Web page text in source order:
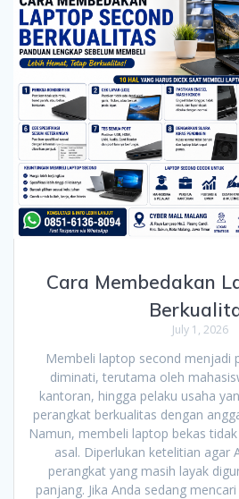
Cara Membedakan
July 1, 2026
Membeli laptop second menjadi
diminati, terutama oleh
kantoran, hingga pelaku usaha
perangkat berkualitas dengan
Namun, membeli laptop bekas
asal. Diperlukan ketelitian agar
perangkat yang masih layak
panjang. Jika Anda sedang